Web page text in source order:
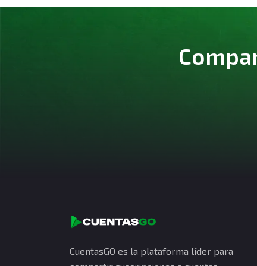
CuentasGO es la plataforma líder para